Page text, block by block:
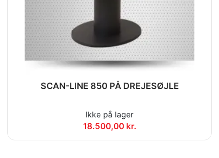
SCAN-LINE 850 PÅ DREJESØJLE
Ikke på lager
18.500,00 kr.